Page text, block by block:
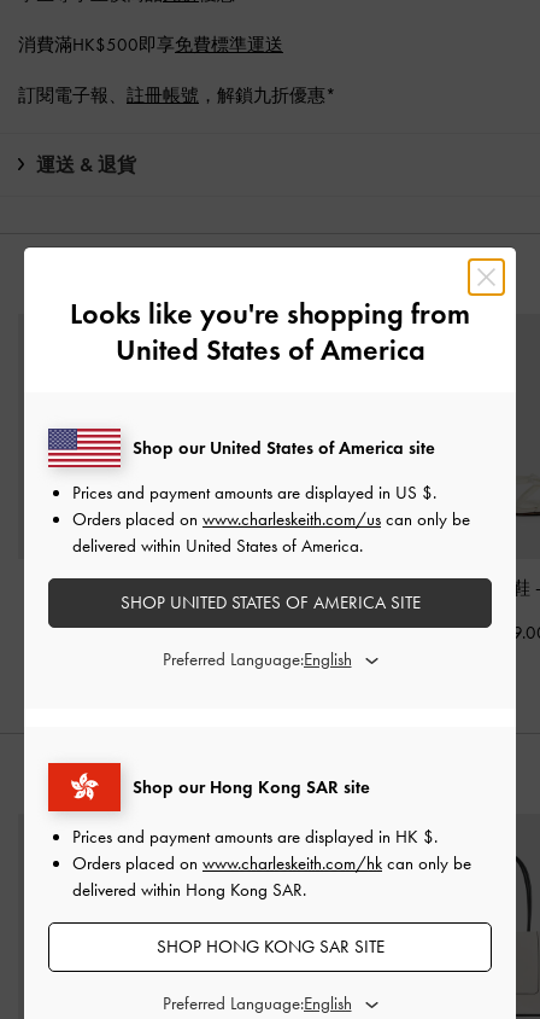
消費滿HK$500即享免費標準運送
訂閱電子報、 註冊帳號 ，解鎖九折優惠*
運送 & 退貨
Jessy 繞踝蝴蝶結高跟
白色
HK$699.00
花朵細跟拖鞋
推薦搭配
Looks like you're shopping from
United States of America
Shop our Hong Kong SAR site
Prices and payment amounts are displayed in HK $.
Orders placed on www.charleskeith.com/hk can only be
delivered within Hong Kong SAR.
SHOP HONG KONG SAR SITE
Preferred Language:
Shop our United States of America site
Prices and payment amounts are displayed in US $.
Orders placed on www.charleskeith.com/us can only be
delivered within United States of America.
SHOP UNITED STATES OF AMERICA SITE
Preferred Language: